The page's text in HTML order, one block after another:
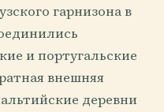
гарнизона в
и португальские
внешняя
деревни